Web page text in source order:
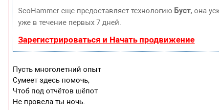
SeoHammer еще предоставляет технологию Буст, она
уже в течение первых 7 дней.
Зарегистрироваться и Начать продвижение
Пусть многолетний опыт
Сумеет здесь помочь,
Чтоб под отчётов шёпот
Не провела ты ночь.